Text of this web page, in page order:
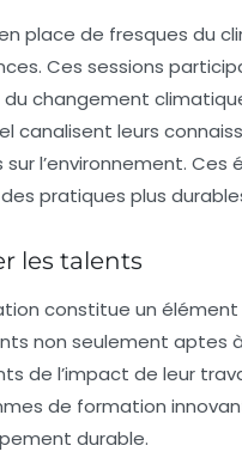
place de fresques du
Ces sessions
changement
canalisent leurs
l’environnement.
pratiques plus
les talents
constitue un élément
non seulement aptes
de l’impact de leur
de formation
durable.